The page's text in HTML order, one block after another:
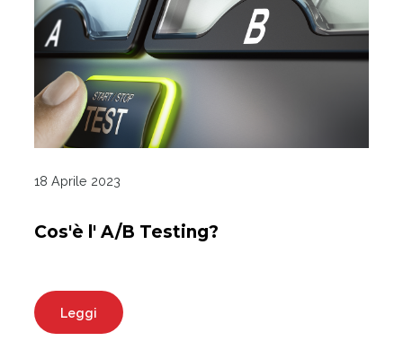
18 Aprile 2023
Cos'è l' A/B Testing?
Leggi